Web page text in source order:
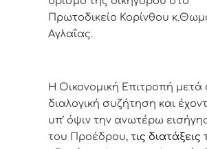
Πρωτοδικείο Κορίνθου
Αγλαΐας.
Η Οικονομική Επιτροπή μετά
διαλογική συζήτηση και
υπ’ όψιν την ανωτέρω
του Προέδρου, τις διατάξεις